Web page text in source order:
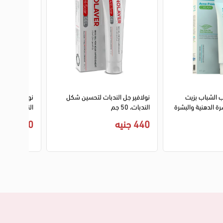
نولافير جل
الندبات، 25 جم
240 جنيه
نولافير جل الندبات لتحسين شكل
الندبات، 50 جم
440 جنيه
الشباب بزيت
الدهنية والبشرة